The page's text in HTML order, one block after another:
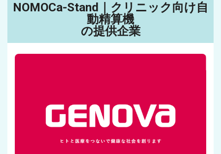
NOMOCa-Stand｜クリニック向け自
動精算機
の提供企業